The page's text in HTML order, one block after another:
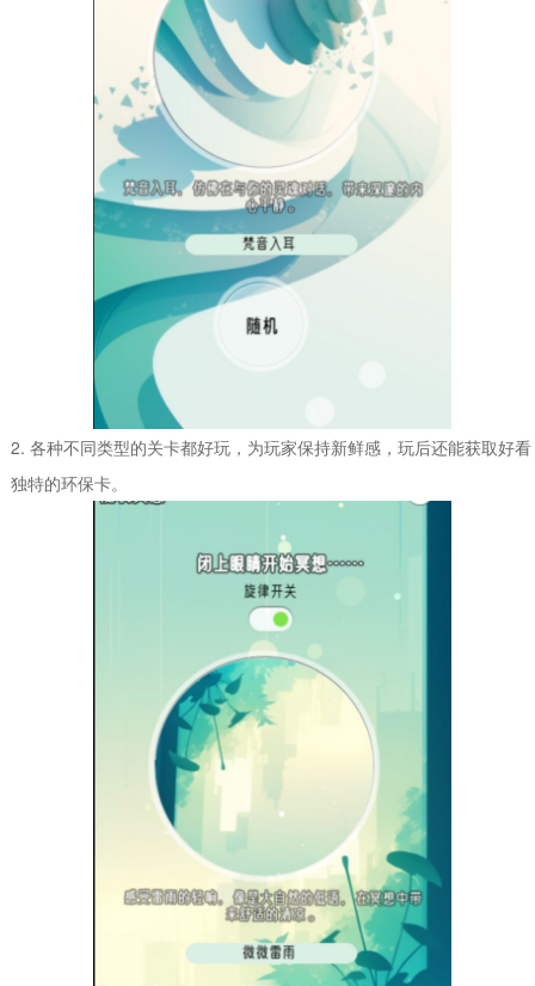
2. 各种不同类型的关卡都好玩，为玩家保持新鲜感，玩后还能获取好看
独特的环保卡。